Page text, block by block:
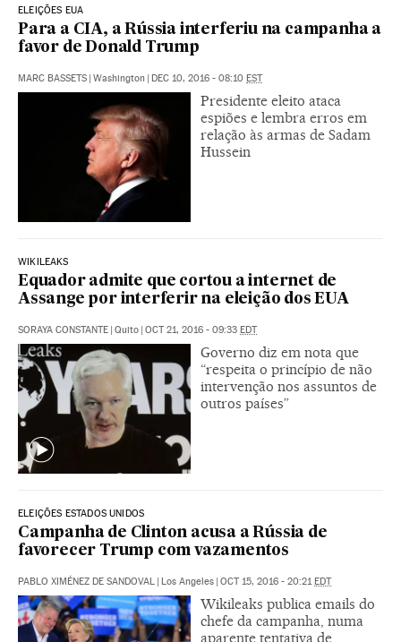
ELEIÇÕES EUA
Para a CIA, a Rússia interferiu na campanha a
favor de Donald Trump
MARC BASSETS | Washington | DEC 10, 2016 - 08:10 EST
Presidente eleito ataca
espiões e lembra erros em
relação às armas de Sadam
Hussein
WIKILEAKS
Equador admite que cortou a internet de
Assange por interferir na eleição dos EUA
SORAYA CONSTANTE | Quito | OCT 21, 2016 - 09:33 EDT
Governo diz em nota que
“respeita o princípio de não
intervenção nos assuntos de
outros países”
ELEIÇÕES ESTADOS UNIDOS
Campanha de Clinton acusa a Rússia de
favorecer Trump com vazamentos
PABLO XIMÉNEZ DE SANDOVAL | Los Angeles | OCT 15, 2016 - 20:21EDT
Wikileaks publica emails do
chefe da campanha, numa
aparente tentativa de